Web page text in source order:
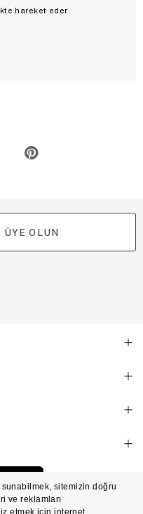
hareket eder
OLUN